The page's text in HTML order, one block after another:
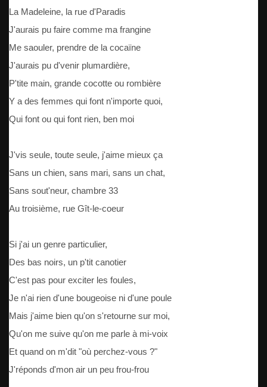
La Madeleine, la rue d'Paradis
J'aurais pu faire comme ma frangine
Me saouler, prendre de la cocaïne
J'aurais pu d'venir plumardière,
P'tite main, grande cocotte ou rombière
Y a des femmes qui font n'importe quoi,
Qui font ou qui font rien, ben moi
J'vis seule, toute seule, j'aime mieux ça
Sans un chien, sans mari, sans un chat,
Sans sout'neur, chambre 33
Au troisième, rue Gît-le-coeur
Si j'ai un genre particulier,
Des bas noirs, un p'tit canotier
C'est pas pour exciter les foules,
Je n'ai rien d'une bougeoise ni d'une poule
Mais j'aime bien qu'on s'retourne sur moi,
Qu'on me suive qu'on me parle à mi-voix
Et quand on m'dit "où perchez-vous ?"
J'réponds d'mon air un peu frou-frou